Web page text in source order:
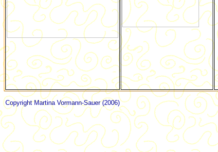
iCopyright Martina Vormann-Sauer (2006)